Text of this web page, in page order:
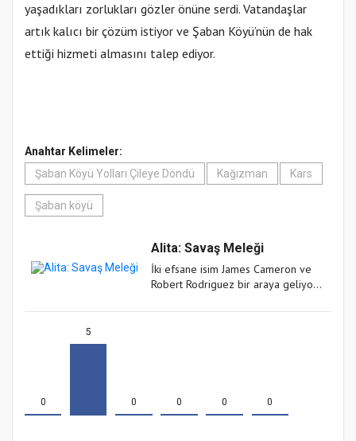
yaşadıkları zorlukları gözler önüne serdi. Vatandaşlar
artık kalıcı bir çözüm istiyor ve Şaban Köyü’nün de hak
ettiği hizmeti almasını talep ediyor.
Anahtar Kelimeler:
Şaban Köyü Yolları Çileye Döndü
Kağızman Kars
Şaban köyü
Alita: Savaş Meleği
İki efsane isim James Cameron ve
Robert Rodriguez bir araya geliyor!
Yönetmen: Robert Rodriguez Yapı...
0
5
0 0 0 0